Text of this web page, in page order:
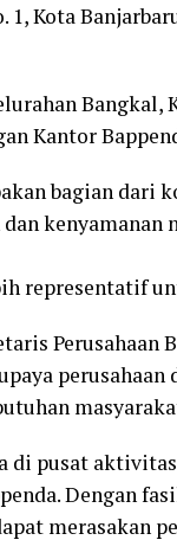
1, Kota
Bangkal,
Kantor
bagian dari
representatif
Perusahaan
di pusat
Dengan
merasakan